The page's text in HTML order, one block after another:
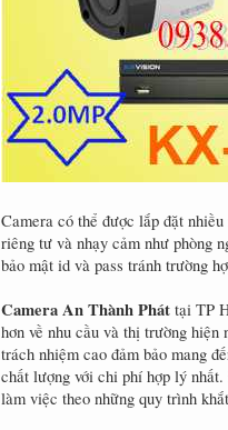
Camera có thể được lắp đặt
riêng tư và nhạy cảm như phòng
bảo mật id và pass tránh trường
Camera An Thành Phát tại TP
hơn về nhu cầu và thị trường
trách nhiệm cao đảm bảo mang
chất lượng với chi phí hợp lý
làm việc theo những quy trình